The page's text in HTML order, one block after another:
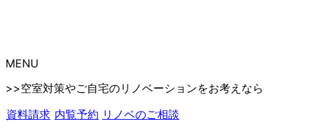
MENU
>>空室対策やご自宅のリノベーションをお考えなら
資料請求 内覧予約 リノベのご相談